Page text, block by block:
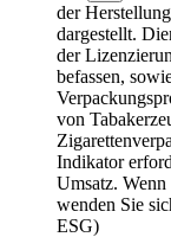
der
dargestellt.
der
befassen,
von
Indikator
Umsatz. Wenn
wenden Sie
ESG)